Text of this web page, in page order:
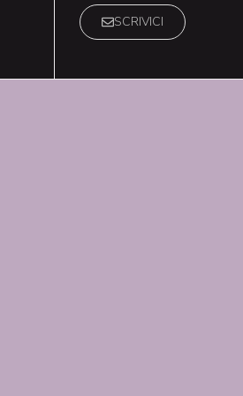
SCRIVICI